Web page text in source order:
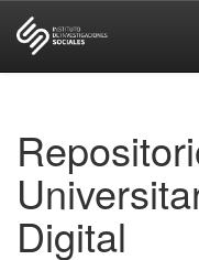
Digital